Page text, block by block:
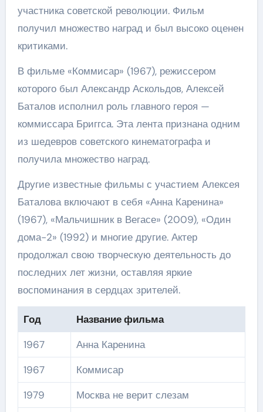
участника советской революции. Фильм
получил множество наград и был высоко оценен
критиками.
В фильме «Коммисар» (1967), режиссером
которого был Александр Аскольдов, Алексей
Баталов исполнил роль главного героя —
коммиссара Бриггса. Эта лента признана одним
из шедевров советского кинематографа и
получила множество наград.
Другие известные фильмы с участием Алексея
Баталова включают в себя «Анна Каренина»
(1967), «Мальчишник в Вегасе» (2009), «Один
дома-2» (1992) и многие другие. Актер
продолжал свою творческую деятельность до
последних лет жизни, оставляя яркие
воспоминания в сердцах зрителей.
Год
Название фильма
1967
Анна Каренина
1967
Коммисар
1979
Москва не верит слезам